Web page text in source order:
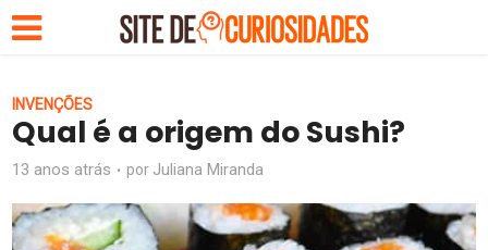
INVENÇÕES
Qual é a origem do Sushi?
13 anos atrás por Juliana Miranda